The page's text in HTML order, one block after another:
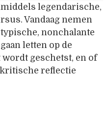
legendarische,
Vandaag nemen
nonchalante
letten op de
geschetst, en of
reflectie